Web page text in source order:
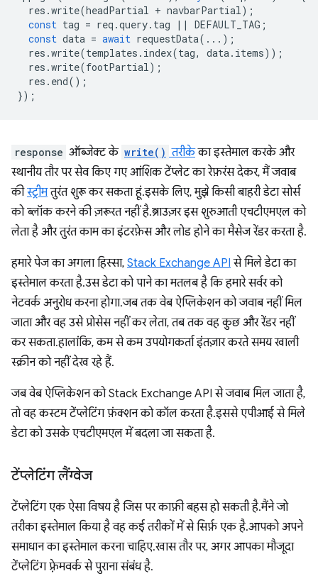
res .write(headPartial + navbarPartial);
const tag = req .query. tag || DEFAULT_TAG ;
const data = await requestData(...);
res .write(templates . index(tag, data. items));
res .write(footPartial);
res . end();
});
response ऑब्जेक्ट के write() तरीकेका इस्तेमाल करके और
स्थानीय तौर पर सेव किए गए आंशिक टेंप्लेट का रेफ़रंस देकर, मैं जवाब
कीस्ट्रीमतुरंत शुरू कर सकता हूं. इसके लिए, मुझे किसी बाहरी डेटा सोर्स
को ब्लॉक करने की ज़रूरत नहीं है. ब्राउज़र इस शुरुआती एचटीएमएल को
लेता है और तुरंत काम का इंटरफ़ेस और लोड होने का मैसेज रेंडर करता है.
हमारे पेज का अगला हिस्सा, Stack Exchange API से मिले डेटा का
इस्तेमाल करता है. उस डेटा को पाने का मतलब है कि हमारे सर्वर को
नेटवर्क अनुरोध करना होगा. जब तक वेब ऐप्लिकेशन को जवाब नहीं मिल
जाता और वह उसे प्रोसेस नहीं कर लेता, तब तक वह कुछ और रेंडर नहीं
कर सकता. हालांकि, कम से कम उपयोगकर्ता इंतज़ार करते समय खाली
स्क्रीन को नहीं देख रहे हैं.
जब वेब ऐप्लिकेशन को Stack Exchange API से जवाब मिल जाता है,
तो वह कस्टम टेंप्लेटिंग फ़ंक्शन को कॉल करता है. इससे एपीआई से मिले
डेटा को उसके एचटीएमएल में बदला जा सकता है.
टेंप्लेटिंग लैंग्वेज
टेंप्लेटिंग एक ऐसा विषय है जिस पर काफ़ी बहस हो सकती है. मैंने जो
तरीका इस्तेमाल किया है वह कई तरीकों में से सिर्फ़ एक है. आपको अपने
समाधान का इस्तेमाल करना चाहिए. खास तौर पर, अगर आपका मौजूदा
टेंप्लेटिंग फ़्रेमवर्क से पुराना संबंध है.